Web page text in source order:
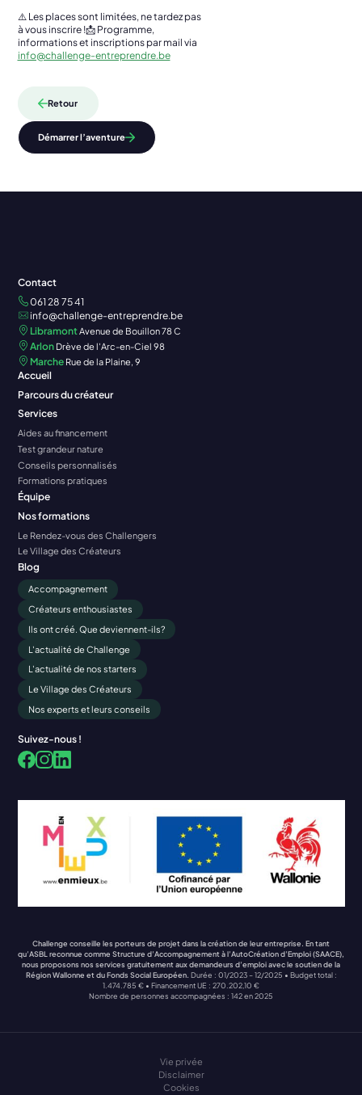
⚠️Lesplacessont limitées,netardezpas
àvousinscrire !📩Programme,
informationset inscriptionsparmail via
info@challenge-entreprendre.be
Retour
Démarrer l’aventure
Contact
061 28 75 41
info@challenge-entreprendre.be
LibramontAvenue de Bouillon 78 C
Arlon Drève de l'Arc-en-Ciel 98
Marche Rue de la Plaine, 9
Accueil
Parcours du créateur
Services
Aides au financement
Test grandeur nature
Conseils personnalisés
Formations pratiques
Équipe
Nos formations
Le Rendez-vous des Challengers
Le Village des Créateurs
Blog
Accompagnement
Créateurs enthousiastes
Ils ont créé. Que deviennent-ils?
L'actualité de Challenge
L'actualité de nos starters
Le Village des Créateurs
Nos experts et leurs conseils
Suivez-nous !
Challenge conseille les porteurs de projet dans la création de leur entreprise. En tant
qu’ASBL reconnue comme Structure d’Accompagnement à l’AutoCréation d’Emploi (SAACE),
nous proposons nos services gratuitement aux demandeurs d’emploi avec le soutien de la
Région Wallonne et du Fonds Social Européen. Durée : 01/2023 – 12/2025 • Budget total :
1.474.785 € • Financement UE : 270.202,10 €
Nombre de personnes accompagnées : 142 en 2025
Vie privée
Disclaimer
Cookies